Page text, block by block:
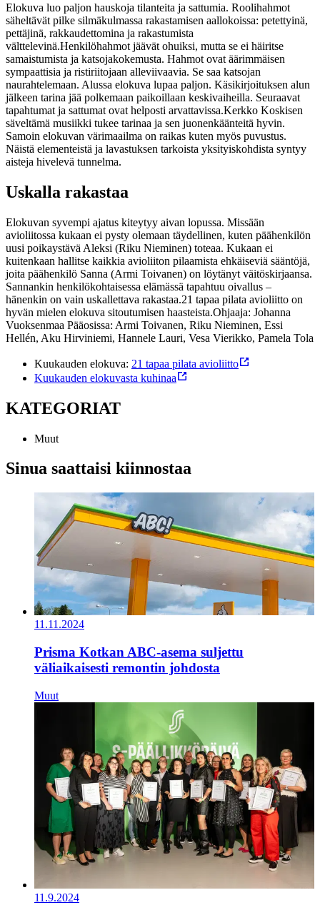
Elokuva luo paljon hauskoja tilanteita ja sattumia. Roolihahmot
säheltävät pilke silmäkulmassa rakastamisen aallokoissa: petettyinä,
pettäjinä, rakkaudettomina ja rakastumista
välttelevinä.Henkilöhahmot jäävät ohuiksi, mutta se ei häiritse
samaistumista ja katsojakokemusta. Hahmot ovat äärimmäisen
sympaattisia ja ristiriitojaan alleviivaavia. Se saa katsojan
naurahtelemaan. Alussa elokuva lupaa paljon. Käsikirjoituksen alun
jälkeen tarina jää polkemaan paikoillaan keskivaiheilla. Seuraavat
tapahtumat ja sattumat ovat helposti arvattavissa.Kerkko Koskisen
säveltämä musiikki tukee tarinaa ja sen juonenkäänteitä hyvin.
Samoin elokuvan värimaailma on raikas kuten myös puvustus.
Näistä elementeistä ja lavastuksen tarkoista yksityiskohdista syntyy
aisteja hivelevä tunnelma.
Uskalla rakastaa
Elokuvan syvempi ajatus kiteytyy aivan lopussa. Missään
avioliitossa kukaan ei pysty olemaan täydellinen, kuten päähenkilön
uusi poikaystävä Aleksi (Riku Nieminen) toteaa. Kukaan ei
kuitenkaan hallitse kaikkia avioliiton pilaamista ehkäiseviä sääntöjä,
joita päähenkilö Sanna (Armi Toivanen) on löytänyt väitöskirjaansa.
Sannankin henkilökohtaisessa elämässä tapahtuu oivallus –
hänenkin on vain uskallettava rakastaa.21 tapaa pilata avioliitto on
hyvän mielen elokuva sitoutumisen haasteista.Ohjaaja: Johanna
Vuoksenmaa Pääosissa: Armi Toivanen, Riku Nieminen, Essi
Hellén, Aku Hirviniemi, Hannele Lauri, Vesa Vierikko, Pamela Tola
Kuukauden elokuva: 21 tapaa pilata avioliitto
Kuukauden elokuvasta kuhinaa
KATEGORIAT
Muut
Sinua saattaisi kiinnostaa
11.11.2024
Prisma Kotkan ABC-asema suljettu
väliaikaisesti remontin johdosta
Muut
11.9.2024